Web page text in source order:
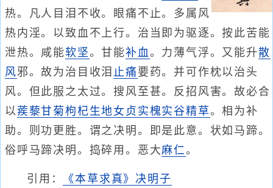
热。凡人目泪不收。眼痛不止。多属风
热内淫。以致血不上行。治当即为驱逐。按此苦能
泄热。咸能软坚。甘能补血。力薄气浮。又能升散
风邪。故为治目收泪 止痛 要药。并可作枕以治头
风。但此服之太过。搜风至甚。反招风害。故必合
以蒺藜甘菊枸杞生地女贞实槐实谷精草。相为补
助。则功更胜。谓之决明。即是此意。状如马蹄。
俗呼马蹄决明。捣碎用。恶大麻仁。
引用： 《本草求真》决明子